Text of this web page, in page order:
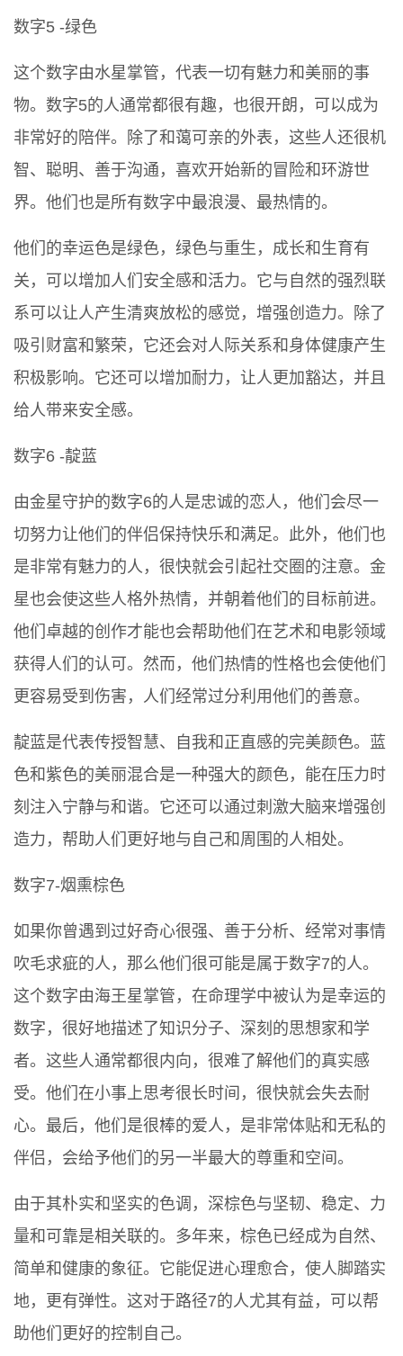
数字5 -绿色
这个数字由水星掌管，代表一切有魅力和美丽的事
物。数字5的人通常都很有趣，也很开朗，可以成为
非常好的陪伴。除了和蔼可亲的外表，这些人还很机
智、聪明、善于沟通，喜欢开始新的冒险和环游世
界。他们也是所有数字中最浪漫、最热情的。
他们的幸运色是绿色，绿色与重生，成长和生育有
关，可以增加人们安全感和活力。它与自然的强烈联
系可以让人产生清爽放松的感觉，增强创造力。除了
吸引财富和繁荣，它还会对人际关系和身体健康产生
积极影响。它还可以增加耐力，让人更加豁达，并且
给人带来安全感。
数字6 -靛蓝
由金星守护的数字6的人是忠诚的恋人，他们会尽一
切努力让他们的伴侣保持快乐和满足。此外，他们也
是非常有魅力的人，很快就会引起社交圈的注意。金
星也会使这些人格外热情，并朝着他们的目标前进。
他们卓越的创作才能也会帮助他们在艺术和电影领域
获得人们的认可。然而，他们热情的性格也会使他们
更容易受到伤害，人们经常过分利用他们的善意。
靛蓝是代表传授智慧、自我和正直感的完美颜色。蓝
色和紫色的美丽混合是一种强大的颜色，能在压力时
刻注入宁静与和谐。它还可以通过刺激大脑来增强创
造力，帮助人们更好地与自己和周围的人相处。
数字7-烟熏棕色
如果你曾遇到过好奇心很强、善于分析、经常对事情
吹毛求疵的人，那么他们很可能是属于数字7的人。
这个数字由海王星掌管，在命理学中被认为是幸运的
数字，很好地描述了知识分子、深刻的思想家和学
者。这些人通常都很内向，很难了解他们的真实感
受。他们在小事上思考很长时间，很快就会失去耐
心。最后，他们是很棒的爱人，是非常体贴和无私的
伴侣，会给予他们的另一半最大的尊重和空间。
由于其朴实和坚实的色调，深棕色与坚韧、稳定、力
量和可靠是相关联的。多年来，棕色已经成为自然、
简单和健康的象征。它能促进心理愈合，使人脚踏实
地，更有弹性。这对于路径7的人尤其有益，可以帮
助他们更好的控制自己。